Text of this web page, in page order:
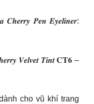
𝑷𝒆𝒏 𝑬𝒚𝒆𝒍𝒊𝒏𝒆𝒓:
𝑽𝒆𝒍𝒗𝒆𝒕 𝑻𝒊𝒏𝒕 𝐂𝐓𝟔 –
cho vũ khí trang